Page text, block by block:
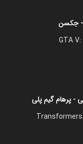
GTA
- پرهام گیم پلی